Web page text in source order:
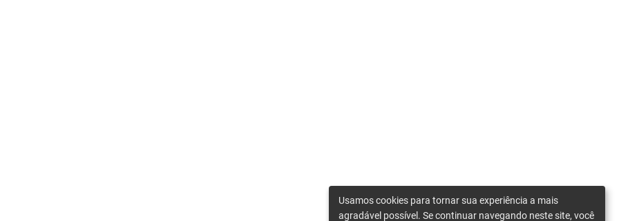
Usamos cookies para tornar sua experiência a mais
agradável possível. Se continuar navegando neste site, você